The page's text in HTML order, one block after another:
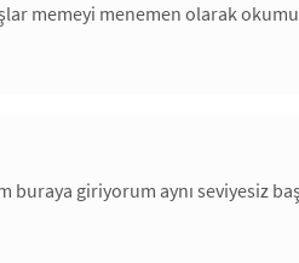
memeyi menemen olarak
buraya giriyorum aynı seviyesiz